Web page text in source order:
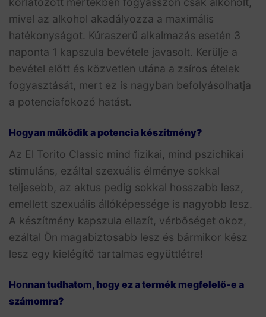
mivel az alkohol akadályozza a maximális
hatékonyságot. Kúraszerű alkalmazás esetén 3
naponta 1 kapszula bevétele javasolt. Kerülje a
bevétel előtt és közvetlen utána a zsíros ételek
fogyasztását, mert ez is nagyban befolyásolhatja
a potenciafokozó hatást.
Hogyan működik a potencia készítmény?
Az El Torito Classic mind fizikai, mind pszichikai
stimuláns, ezáltal szexuális élménye sokkal
teljesebb, az aktus pedig sokkal hosszabb lesz,
emellett szexuális állóképessége is nagyobb lesz.
A készítmény kapszula ellazít, vérbőséget okoz,
ezáltal Ön magabiztosabb lesz és bármikor kész
lesz egy kielégítő tartalmas együttlétre!
Honnan tudhatom, hogy ez a termék megfelelő-e a
számomra?